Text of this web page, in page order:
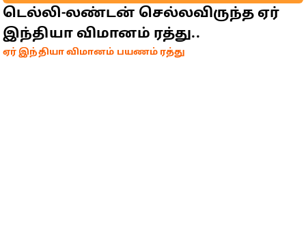
டெல்லி-லண்டன் செல்லவிருந்த ஏர்
இந்தியா விமானம் ரத்து..
ஏர் இந்தியா விமானம் பயணம் ரத்து